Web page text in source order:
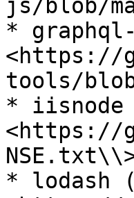
js/blob/
*
<https://
tools/
*
<https://
* lodash